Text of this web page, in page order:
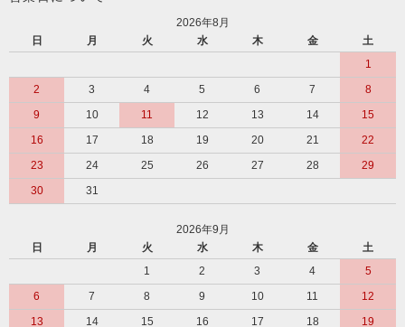
2026年8月
日
月 火 水 木 金
土
1
2
3 4 5 6 7
8
9
10 11 12 13 14
15
16
17 18 19 20 21
22
23
24 25 26 27 28
29
30
31
2026年9月
日
月 火 水 木 金
土
1
2 3 4
5
6
7 8 9 10 11
12
13
14 15 16 17 18 19